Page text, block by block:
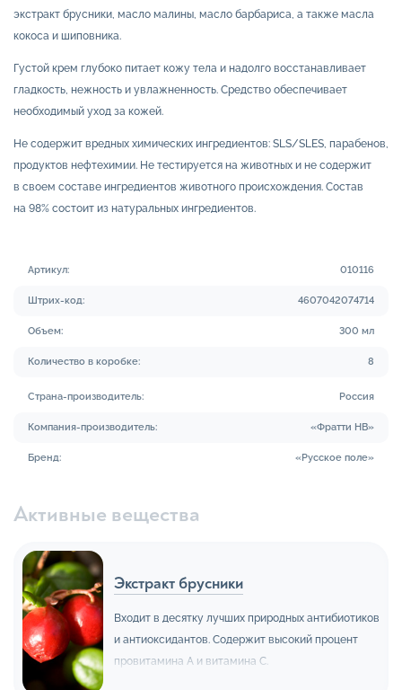
экстракт брусники, масло малины, масло барбариса, а также масла
кокоса и шиповника.
Густой крем глубоко питает кожу тела и надолго восстанавливает
гладкость, нежность и увлажненность. Средство обеспечивает
необходимый уход за кожей.
Не содержит вредных химических ингредиентов: SLS/SLES, парабенов,
продуктов нефтехимии. Не тестируется на животных и не содержит
в своем составе ингредиентов животного происхождения. Состав
на 98% состоит из натуральных ингредиентов.
Артикул: 010116
Штрих-код: 4607042074714
Объем: 300 мл
Количество в коробке: 8
Страна-производитель: Россия
Компания-производитель: «Фратти НВ»
Бренд: «Русское поле»
Активные вещества
Экстракт брусники
Входит в десятку лучших природных антибиотиков
и антиоксидантов. Содержит высокий процент
провитамина А и витамина С.